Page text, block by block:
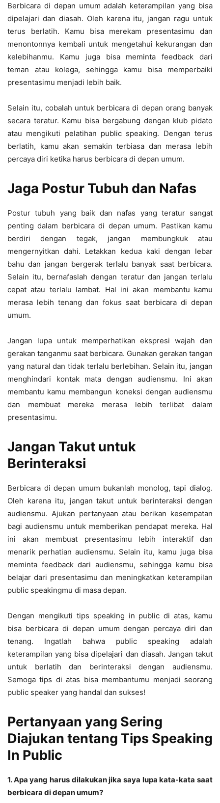
Berbicara di depan umum adalah keterampilan yang bisa
dipelajari dan diasah. Oleh karena itu, jangan ragu untuk
terus berlatih. Kamu bisa merekam presentasimu dan
menontonnya kembali untuk mengetahui kekurangan dan
kelebihanmu. Kamu juga bisa meminta feedback dari
teman atau kolega, sehingga kamu bisa memperbaiki
presentasimu menjadi lebih baik.
Selain itu, cobalah untuk berbicara di depan orang banyak
secara teratur. Kamu bisa bergabung dengan klub pidato
atau mengikuti pelatihan public speaking. Dengan terus
berlatih, kamu akan semakin terbiasa dan merasa lebih
percaya diri ketika harus berbicara di depan umum.
Jaga Postur Tubuh dan Nafas
Postur tubuh yang baik dan nafas yang teratur sangat
penting dalam berbicara di depan umum. Pastikan kamu
berdiri dengan tegak, jangan membungkuk atau
mengernyitkan dahi. Letakkan kedua kaki dengan lebar
bahu dan jangan bergerak terlalu banyak saat berbicara.
Selain itu, bernafaslah dengan teratur dan jangan terlalu
cepat atau terlalu lambat. Hal ini akan membantu kamu
merasa lebih tenang dan fokus saat berbicara di depan
umum.
Jangan lupa untuk memperhatikan ekspresi wajah dan
gerakan tanganmu saat berbicara. Gunakan gerakan tangan
yang natural dan tidak terlalu berlebihan. Selain itu, jangan
menghindari kontak mata dengan audiensmu. Ini akan
membantu kamu membangun koneksi dengan audiensmu
dan membuat mereka merasa lebih terlibat dalam
presentasimu.
Jangan Takut untuk
Berinteraksi
Berbicara di depan umum bukanlah monolog, tapi dialog.
Oleh karena itu, jangan takut untuk berinteraksi dengan
audiensmu. Ajukan pertanyaan atau berikan kesempatan
bagi audiensmu untuk memberikan pendapat mereka. Hal
ini akan membuat presentasimu lebih interaktif dan
menarik perhatian audiensmu. Selain itu, kamu juga bisa
meminta feedback dari audiensmu, sehingga kamu bisa
belajar dari presentasimu dan meningkatkan keterampilan
public speakingmu di masa depan.
Dengan mengikuti tips speaking in public di atas, kamu
bisa berbicara di depan umum dengan percaya diri dan
tenang. Ingatlah bahwa public speaking adalah
keterampilan yang bisa dipelajari dan diasah. Jangan takut
untuk berlatih dan berinteraksi dengan audiensmu.
Semoga tips di atas bisa membantumu menjadi seorang
public speaker yang handal dan sukses!
Pertanyaan yang Sering
Diajukan tentang Tips Speaking
In Public
1. Apa yang harus dilakukan jika saya lupa kata-kata saat
berbicara di depan umum?